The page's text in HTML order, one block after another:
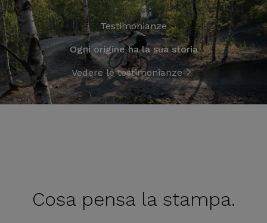
Testimonianze
Ogni origine ha la sua storia
Vedere le testimonianze
Cosa pensala stampa.